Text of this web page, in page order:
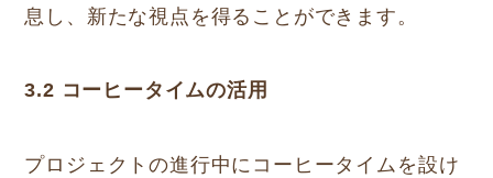
息し、新たな視点を得ることができます。
3.2 コーヒータイムの活用
プロジェクトの進行中にコーヒータイムを設け